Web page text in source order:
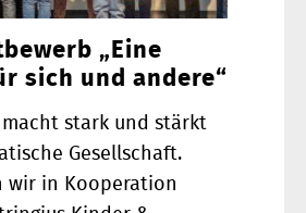
„Eine
sich und andere“
macht stark und stärkt
Gesellschaft.
wir in Kooperation